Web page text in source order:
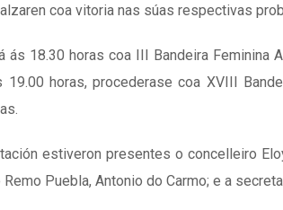
coa vitoria nas súas respectivas
ás 18.30 horas coa III Bandeira
19.00 horas, procederase coa XVIII
estiveron presentes o concelleiro
Puebla, Antonio do Carmo; e a